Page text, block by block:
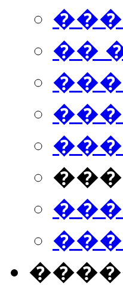
��